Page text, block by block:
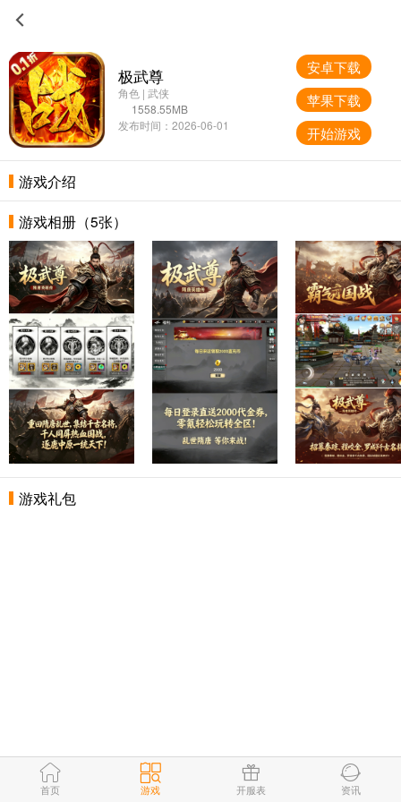
极武尊
角色 | 武侠
1558.55MB
发布时间：2026-06-01
安卓下载
苹果下载
开始游戏
游戏介绍
游戏相册（5张）
游戏礼包
首页 游戏 开服表 资讯